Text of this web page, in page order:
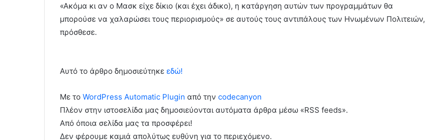
«Ακόμα κι αν ο Μασκ είχε δίκιο (και έχει άδικο), η κατάργηση αυτών των προγραμμάτων θα
μπορούσε να χαλαρώσει τους περιορισμούς» σε αυτούς τους αντιπάλους των Ηνωμένων Πολιτειών,
πρόσθεσε.
Αυτό το άρθρο δημοσιεύτηκε εδώ!
Με το WordPress Automatic Plugin από την codecanyon
Πλέον στην ιστοσελίδα μας δημοσιεύονται αυτόματα άρθρα μέσω «RSS feeds».
Από όποια σελίδα μας τα προσφέρει!
Δεν φέρουμε καμιά απολύτως ευθύνη για το περιεχόμενο.